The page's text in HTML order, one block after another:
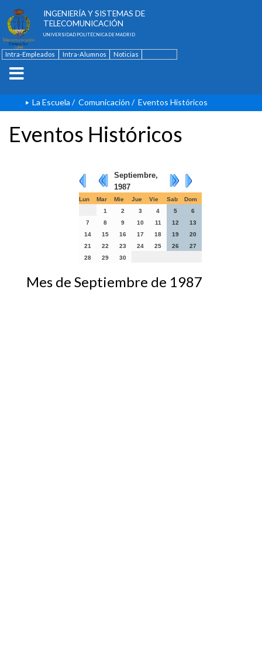
INGENIERÍA Y SISTEMAS DE
TELECOMUNICACIÓN
UNIVERSIDAD POLITÉCNICA DE MADRID
Intra-Empleados Intra-Alumnos
Noticias
La Escuela / Comunicación / Eventos Históricos
Eventos Históricos
Septiembre,
1987
Lun Mar Mie Jue Vie Sab
Dom
1
2 3 4 5
6
7
8 9 10 11 12
13
14
15 16 17 18 19
20
21
22 23 24 25 26
27
28
29 30
Mes de Septiembre de 1987